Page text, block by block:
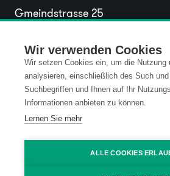
Wir verwenden Cookies
Wir setzen Cookies ein, um die Nutzung
analysieren, einschließlich des Such
Suchbegriffen und Ihnen auf Ihr
Informationen anbieten zu können.
Lernen Sie mehr
ALLE COOKIES
Gmeindstrasse 25
Schweiz
hello@ma...E-Mail anzeigen
+43 5572...Nummer anzeigen